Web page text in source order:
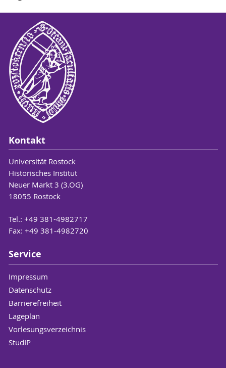
Kontakt
Universität Rostock
Historisches Institut
Neuer Markt 3 (3.OG)
18055 Rostock
Tel.: +49 381-4982717
Fax: +49 381-4982720
Service
Impressum
Datenschutz
Barrierefreiheit
Lageplan
Vorlesungsverzeichnis
StudIP